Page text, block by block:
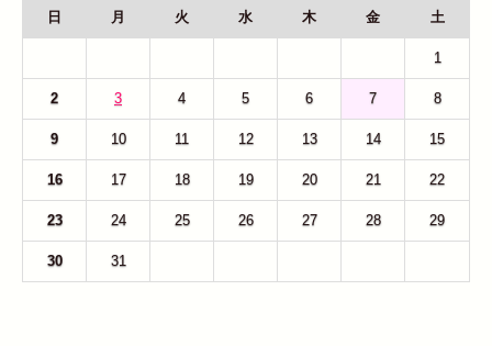
日 月 火 水 木 金 土
1
2 3 4 5 6 7 8
9 10 11 12 13 14 15
16 17 18 19 20 21 22
23 24 25 26 27 28 29
30 31